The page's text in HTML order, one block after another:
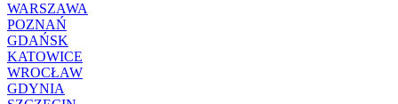
WARSZAWA
POZNAŃ
GDAŃSK
KATOWICE
WROCŁAW
GDYNIA